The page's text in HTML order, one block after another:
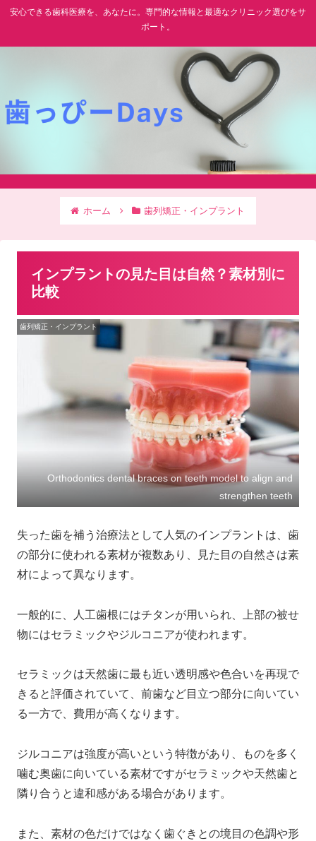
安心できる歯科医療を、あなたに。専門的な情報と最適なクリニック選びをサ
ポート。
ホーム 歯列矯正・インプラント
インプラントの見た目は自然？素材別に
比較
歯列矯正・インプラント
Orthodontics dental braces on teeth model to align and
strengthen teeth
失った歯を補う治療法として人気のインプラントは、歯
の部分に使われる素材が複数あり、見た目の自然さは素
材によって異なります。
一般的に、人工歯根にはチタンが用いられ、上部の被せ
物にはセラミックやジルコニアが使われます。
セラミックは天然歯に最も近い透明感や色合いを再現で
きると評価されていて、前歯など目立つ部分に向いてい
る一方で、費用が高くなります。
ジルコニアは強度が高いという特徴があり、ものを多く
噛む奥歯に向いている素材ですがセラミックや天然歯と
隣り合うと違和感がある場合があります。
また、素材の色だけではなく歯ぐきとの境目の色調や形